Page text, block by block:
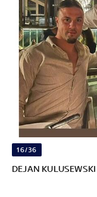
16/36
DEJAN KULUSEWSKI